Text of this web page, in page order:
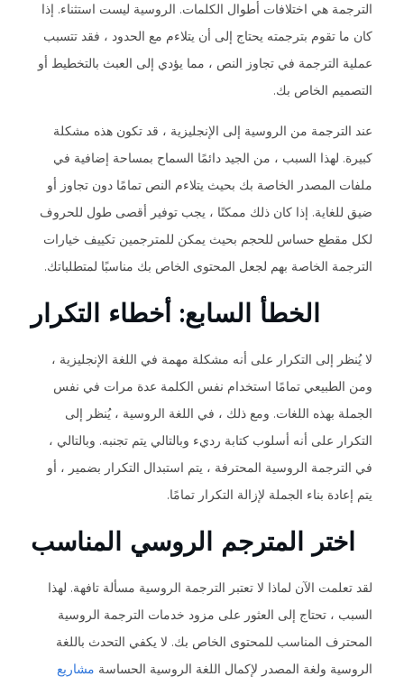
الترجمة هي اختلافات أطوال الكلمات. الروسية ليست استثناء. إذا
كان ما تقوم بترجمته يحتاج إلى أن يتلاءم مع الحدود ، فقد تتسبب
عملية الترجمة في تجاوز النص ، مما يؤدي إلى العبث بالتخطيط أو
التصميم الخاص بك.
عند الترجمة من الروسية إلى الإنجليزية ، قد تكون هذه مشكلة
كبيرة. لهذا السبب ، من الجيد دائمًا السماح بمساحة إضافية في
ملفات المصدر الخاصة بك بحيث يتلاءم النص تمامًا دون تجاوز أو
ضيق للغاية. إذا كان ذلك ممكنًا ، يجب توفير أقصى طول للحروف
لكل مقطع حساس للحجم بحيث يمكن للمترجمين تكييف خيارات
الترجمة الخاصة بهم لجعل المحتوى الخاص بك مناسبًا لمتطلباتك.
الخطأ السابع: أخطاء التكرار
لا يُنظر إلى التكرار على أنه مشكلة مهمة في اللغة الإنجليزية ،
ومن الطبيعي تمامًا استخدام نفس الكلمة عدة مرات في نفس
الجملة بهذه اللغات. ومع ذلك ، في اللغة الروسية ، يُنظر إلى
التكرار على أنه أسلوب كتابة رديء وبالتالي يتم تجنبه. وبالتالي ،
في الترجمة الروسية المحترفة ، يتم استبدال التكرار بضمير ، أو
يتم إعادة بناء الجملة لإزالة التكرار تمامًا.
اختر المترجم الروسي المناسب
لقد تعلمت الآن لماذا لا تعتبر الترجمة الروسية مسألة تافهة. لهذا
السبب ، تحتاج إلى العثور على مزود خدمات الترجمة الروسية
المحترف المناسب للمحتوى الخاص بك. لا يكفي التحدث باللغة
الروسية ولغة المصدر لإكمال اللغة الروسية الحساسة مشاريع